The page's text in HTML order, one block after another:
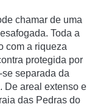
chamar de uma
Toda a
com a riqueza
protegida por
separada da
De areal extenso e
das Pedras do